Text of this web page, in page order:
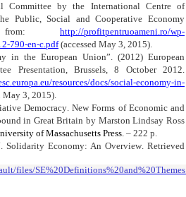
Committee by the International Centre of
Public, Social and Cooperative Economy
from: http://profitpentruoameni.ro/wp-
790-en-c.pdf(accessed May 3, 2015).
in the European Union”. (2012) European
Presentation, Brussels, 8 October 2012.
resources/docs/social-economy-in-
May 3, 2015).
Democracy.New Forms of Economic and
in Great Britain by Marston Lindsay Ross
of Massachusetts Press. – 222 р.
Solidarity Economy: An Overview. Retrieved
/files/SE%20Definitions%20and%20Themes